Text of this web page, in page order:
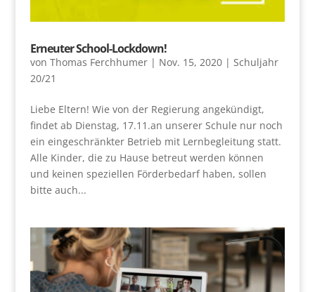
Erneuter School-Lockdown!
von Thomas Ferchhumer| Nov. 15, 2020| Schuljahr
20/21
Liebe Eltern! Wie von der Regierung angekündigt,
findet ab Dienstag, 17.11.an unserer Schule nur noch
ein eingeschränkter Betrieb mit Lernbegleitung statt.
Alle Kinder, die zu Hause betreut werden können
und keinen speziellen Förderbedarf haben, sollen
bitte auch...